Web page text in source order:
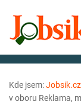
Kde jsem:Jobsik.cz
v oboru Reklama,